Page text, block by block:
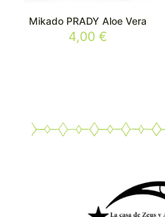
Mikado PRADY Aloe Vera
4,00€